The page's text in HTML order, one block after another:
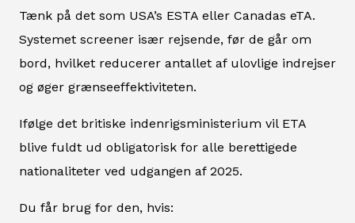
Tænk på det som USA’s ESTA eller Canadas eTA.
Systemet screener især rejsende, før de går om
bord, hvilket reducerer antallet af ulovlige indrejser
og øger grænseeffektiviteten.
Ifølge det britiske indenrigsministerium vil ETA
blive fuldt ud obligatorisk for alle berettigede
nationaliteter ved udgangen af 2025.
Du får brug for den, hvis: